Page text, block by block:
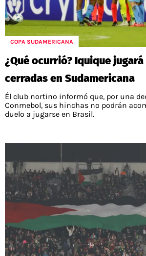
COPA SUDAMERICANA
¿Qué ocurrió? Iquique
cerradas en Sudamericana
Él club nortino informó que, por una
Conmebol, sus hinchas no podrán
duelo a jugarse en Brasil.